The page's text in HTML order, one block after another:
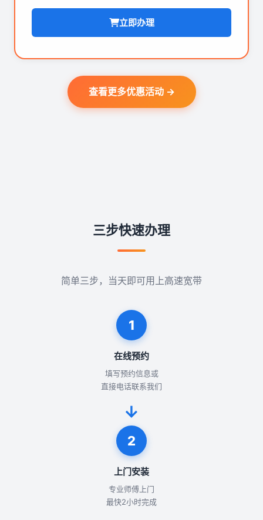
立即办理
查看更多优惠活动 →
三步快速办理
简单三步，当天即可用上高速宽带
1
在线预约
填写预约信息或
直接电话联系我们
→
2
上门安装
专业师傅上门
最快2小时完成